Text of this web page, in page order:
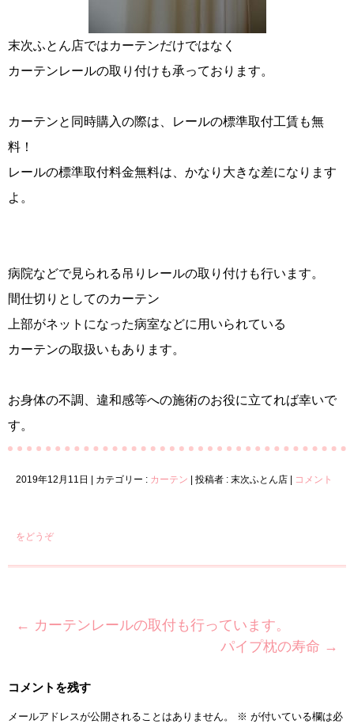
末次ふとん店ではカーテンだけではなく
カーテンレールの取り付けも承っております。
カーテンと同時購入の際は、レールの標準取付工賃も無
料！
レールの標準取付料金無料は、かなり大きな差になります
よ。
病院などで見られる吊りレールの取り付けも行います。
間仕切りとしてのカーテン
上部がネットになった病室などに用いられている
カーテンの取扱いもあります。
お身体の不調、違和感等への施術のお役に立てれば幸いで
す。
2019年12月11日 カテゴリー : カーテン 投稿者 : 末次ふとん店 コメント
をどうぞ
← カーテンレールの取付も行っています。
パイプ枕の寿命 →
コメントを残す
メールアドレスが公開されることはありません。 ※ が付いている欄は必